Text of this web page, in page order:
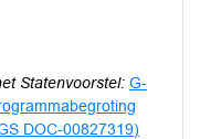
Statenvoorstel: G-
DOC-00827319)